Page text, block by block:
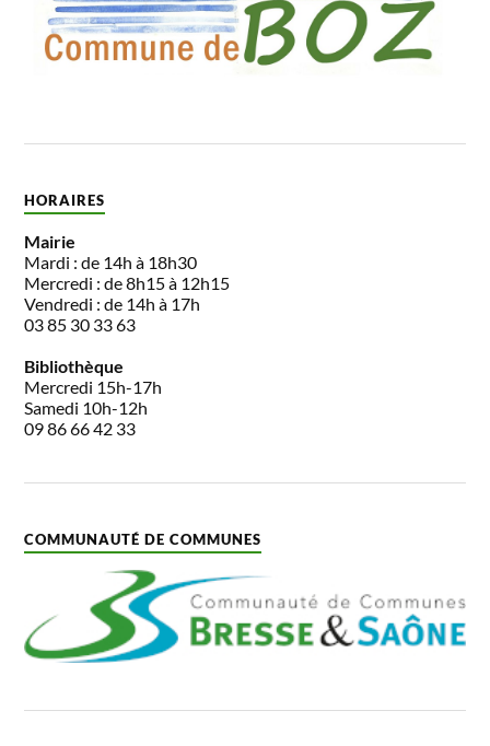
HORAIRES
Mairie
Mardi : de 14h à 18h30
Mercredi : de 8h15 à 12h15
Vendredi : de 14h à 17h
03 85 30 33 63
Bibliothèque
Mercredi 15h-17h
Samedi 10h-12h
09 86 66 42 33
COMMUNAUTÉ DE COMMUNES